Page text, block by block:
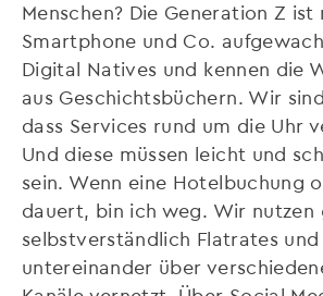
Menschen? Die Generation Z
Smartphone und Co.
Digital Natives und kennen die
aus Geschichtsbüchern. Wir
dass Services rund um die Uhr
Und diese müssen leicht und
sein. Wenn eine Hotelbuchung
dauert, bin ich weg. Wir nutzen
selbstverständlich Flatrates und
untereinander über